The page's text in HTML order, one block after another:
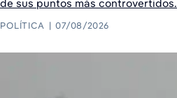
de sus puntos más controvertidos.
POLÍTICA 07/08/2026